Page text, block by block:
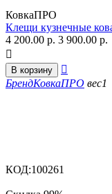
КовкаПРО
Клещи кузнечные
4 200.00 р. 3 900.00 р.

В корзину

БрендКовкаПРО вес1
КОД:100261